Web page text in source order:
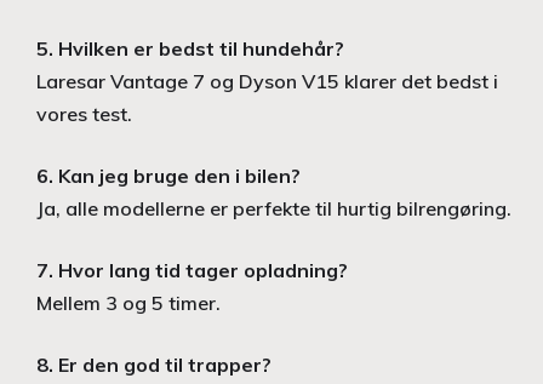
5. Hvilken er bedst til hundehår?
Laresar Vantage 7 og Dyson V15 klarer det bedst i
vores test.
6. Kan jeg bruge den i bilen?
Ja, alle modellerne er perfekte til hurtig bilrengøring.
7. Hvor lang tid tager opladning?
Mellem 3 og 5 timer.
8. Er den god til trapper?